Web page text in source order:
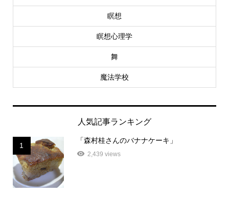
瞑想
瞑想心理学
舞
魔法学校
人気記事ランキング
1
「森村桂さんのバナナケーキ」
2,439 views